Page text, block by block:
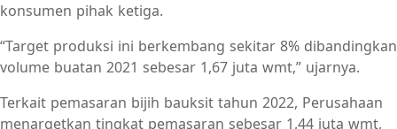
konsumen pihak ketiga.
“Target produksi ini berkembang sekitar 8% dibandingkan
volume buatan 2021 sebesar 1,67 juta wmt,” ujarnya.
Terkait pemasaran bijih bauksit tahun 2022, Perusahaan
menargetkan tingkat pemasaran sebesar 1,44 juta wmt,